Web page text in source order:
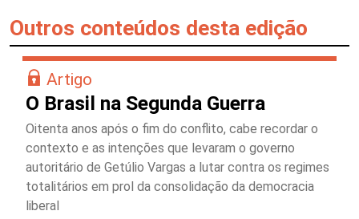
Outros conteúdos desta edição
Artigo
O Brasil na Segunda Guerra
Oitenta anos após o fim do conflito, cabe recordar o
contexto e as intenções que levaram o governo
autoritário de Getúlio Vargas a lutar contra os regimes
totalitários em prol da consolidação da democracia
liberal